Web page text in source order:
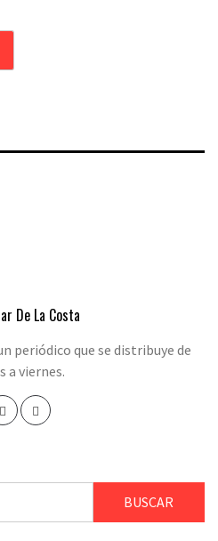
De La Costa
periódico que se distribuye de
a viernes.